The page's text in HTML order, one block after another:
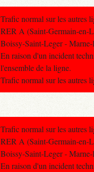
Trafic normal sur les autres
RER A (Saint-Germain-en-
Boissy-Saint-Leger -
En raison d'un incident
l'ensemble de la ligne.
Trafic normal sur les autres
Trafic normal sur les autres
RER A (Saint-Germain-en-
Boissy-Saint-Leger -
En raison d'un incident